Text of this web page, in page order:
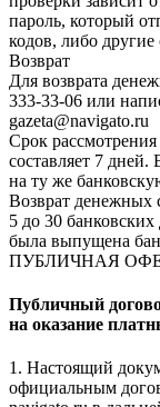
пароль, который
кодов, либо другие
Возврат
Для возврата
333-33-06 или
gazeta@navigato.ru
Срок рассмотрения
составляет 7 дней.
на ту же
Возврат денежных
5 до 30
была выпущена
ПУБЛИЧНАЯ
Публичный
на оказание
1. Настоящий
официальным